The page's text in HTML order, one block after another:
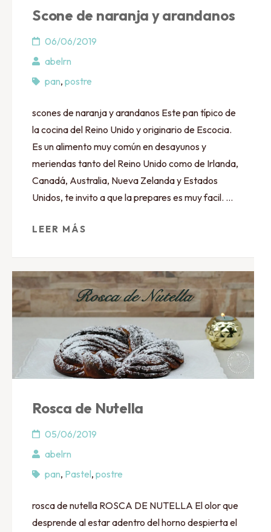
Scone de naranja y arandanos
06/06/2019
abelrn
pan, postre
scones de naranja y arandanos Este pan típico de
la cocina del Reino Unido y originario de Escocia.
Es un alimento muy común en desayunos y
meriendas tanto del Reino Unido como de Irlanda,
Canadá, Australia, Nueva Zelanda y Estados
Unidos, te invito a que la prepares es muy facil. …
LEER MÁS
Rosca de Nutella
05/06/2019
abelrn
pan, Pastel, postre
rosca de nutella ROSCA DE NUTELLA El olor que
desprende al estar adentro del horno despierta el